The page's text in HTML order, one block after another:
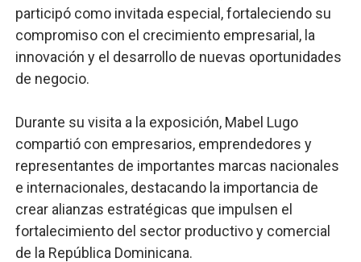
Digecac realizará Primer Festival de Plantas 2026
Josefa Castillo: Liderazgo y Transformación Social al
Operativo Interinstitucional “Compromiso Ambiental
Trabajadores de la prensa y Obispado de la Provincia
participó como invitada especial, fortaleciendo su
compromiso con el crecimiento empresarial, la
innovación y el desarrollo de nuevas oportunidades
de negocio.
Durante su visita a la exposición, Mabel Lugo
compartió con empresarios, emprendedores y
representantes de importantes marcas nacionales
e internacionales, destacando la importancia de
crear alianzas estratégicas que impulsen el
fortalecimiento del sector productivo y comercial
de la República Dominicana.